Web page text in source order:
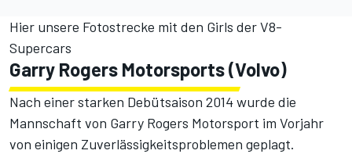
Hier unsere Fotostrecke mit den Girls der V8-
Supercars
Garry Rogers Motorsports (Volvo)
Nach einer starken Debütsaison 2014 wurde die
Mannschaft von Garry Rogers Motorsport im Vorjahr
von einigen Zuverlässigkeitsproblemen geplagt.